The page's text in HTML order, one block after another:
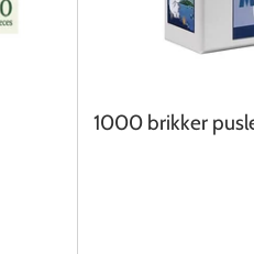
1000 brikker